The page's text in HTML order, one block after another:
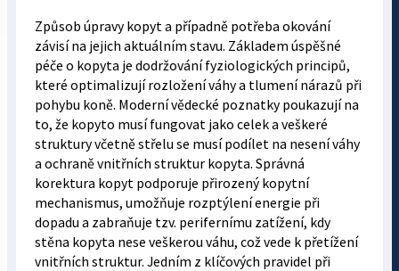
Způsob úpravy kopyt a případně potřeba okování
závisí na jejich aktuálním stavu. Základem úspěšné
péče o kopyta je dodržování fyziologických principů,
které optimalizují rozložení váhy a tlumení nárazů při
pohybu koně. Moderní vědecké poznatky poukazují na
to, že kopyto musí fungovat jako celek a veškeré
struktury včetně střelu se musí podílet na nesení váhy
a ochraně vnitřních struktur kopyta. Správná
korektura kopyt podporuje přirozený kopytní
mechanismus, umožňuje rozptýlení energie při
dopadu a zabraňuje tzv. perifernímu zatížení, kdy
stěna kopyta nese veškerou váhu, což vede k přetížení
vnitřních struktur. Jedním z klíčových pravidel při